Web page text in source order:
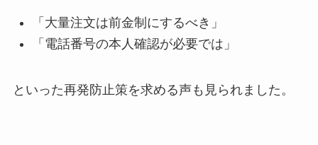
「大量注文は前金制にするべき」
「電話番号の本人確認が必要では」
といった再発防止策を求める声も見られました。